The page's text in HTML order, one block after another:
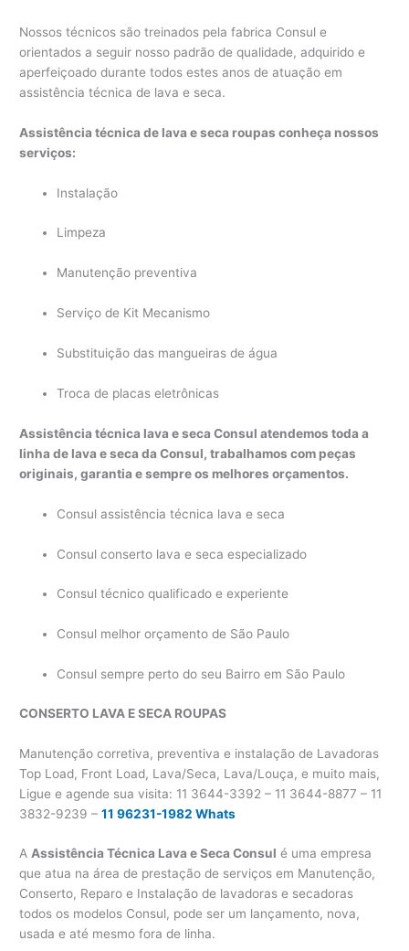
Nossos técnicos são treinados pela fabrica Consul e
orientados a seguir nosso padrão de qualidade, adquirido e
aperfeiçoado durante todos estes anos de atuação em
assistência técnica de lava e seca.
Assistência técnica de lava e seca roupas conheça nossos
serviços:
Instalação
Limpeza
Manutenção preventiva
Serviço de Kit Mecanismo
Substituição das mangueiras de água
Troca de placas eletrônicas
Assistência técnica lava e seca Consul atendemos toda a
linha de lava e seca da Consul, trabalhamos com peças
originais, garantia e sempre os melhores orçamentos.
Consul assistência técnica lava e seca
Consul conserto lava e seca especializado
Consul técnico qualificado e experiente
Consul melhor orçamento de São Paulo
Consul sempre perto do seu Bairro em São Paulo
CONSERTO LAVA E SECA ROUPAS
Manutenção corretiva, preventiva e instalação de Lavadoras
Top Load, Front Load, Lava/Seca, Lava/Louça, e muito mais,
Ligue e agende sua visita: 11 3644-3392 – 11 3644-8877 – 11
3832-9239 –11 96231-1982 Whats
AAssistência Técnica Lava e Seca Consul é uma empresa
que atua na área de prestação de serviços em Manutenção,
Conserto, Reparo e Instalação de lavadoras e secadoras
todos os modelos Consul, pode ser um lançamento, nova,
usada e até mesmo fora de linha.